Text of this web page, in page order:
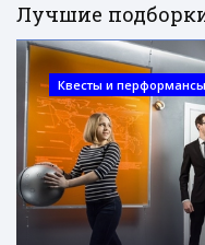
Лучшие
Квесты и перформансы